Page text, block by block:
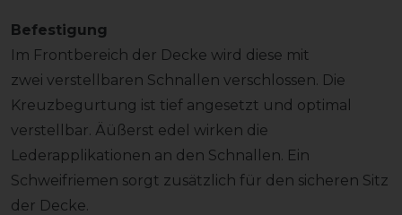
Befestigung
Im Frontbereich der Decke wird diese mit
zwei verstellbaren Schnallen verschlossen. Die
Kreuzbegurtung ist tief angesetzt und optimal
verstellbar. Äüßerst edel wirken die
Lederapplikationen an den Schnallen. Ein
Schweifriemen sorgt zusätzlich für den sicheren Sitz
der Decke.